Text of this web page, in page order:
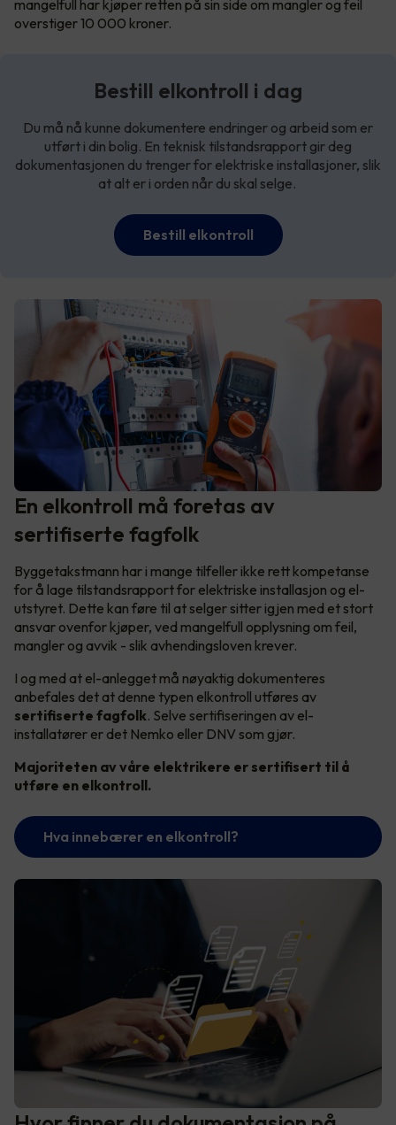
mangelfull har kjøper retten på sin side om mangler og feil
overstiger 10 000 kroner.
Bestill elkontroll i dag
Du må nå kunne dokumentere endringer og arbeid som er
utført i din bolig. En teknisk tilstandsrapport gir deg
dokumentasjonen du trenger for elektriske installasjoner, slik
at alt er i orden når du skal selge.
Bestill elkontroll
En elkontroll må foretas av
sertifiserte fagfolk
Byggetakstmann har i mange tilfeller ikke rett kompetanse
for å lage tilstandsrapport for elektriske installasjon og el-
utstyret. Dette kan føre til at selger sitter igjen med et stort
ansvar ovenfor kjøper, ved mangelfull opplysning om feil,
mangler og avvik - slik avhendingsloven krever.
I og med at el-anlegget må nøyaktig dokumenteres
anbefales det at denne typen elkontroll utføres av
sertifiserte fagfolk. Selve sertifiseringen av el-
installatører er det Nemko eller DNV som gjør.
Majoriteten av våre elektrikere er sertifisert til å
utføre en elkontroll.
Hva innebærer en elkontroll?